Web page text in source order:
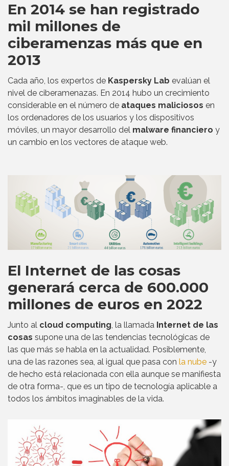
En 2014 se han registrado
mil millones de
ciberamenzas más que en
2013
Cada año, los expertos de Kaspersky Lab evalúan el
nivel de ciberamenazas. En 2014 hubo un crecimiento
considerable en el número de ataques maliciosos en
los ordenadores de los usuarios y los dispositivos
móviles, un mayor desarrollo del malware financiero y
un cambio en los vectores de ataque web.
El Internet de las cosas
generará cerca de 600.000
millones de euros en 2022
Junto al cloud computing , la llamada Internet de las
cosas supone una de las tendencias tecnológicas de
las que más se habla en la actualidad. Posiblemente,
una de las razones sea, al igual que pasa con la nube -y
de hecho está relacionada con ella aunque se manifiesta
de otra forma-, que es un tipo de tecnología aplicable a
todos los ámbitos imaginables de la vida.